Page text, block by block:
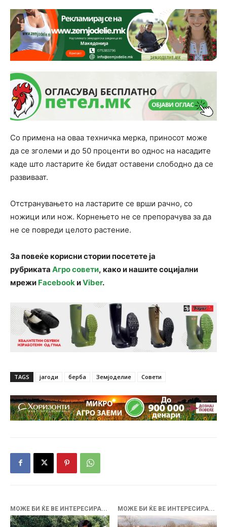
Со примена на оваа техничка мерка, приносот може
да се зголеми и до 50 проценти во однос на насадите
каде што ластарите ќе бидат оставени слободно да се
развиваат.
Отстранувањето на ластарите се врши рачно, со
ножици или нож. Корнењето не се препорачува за да
не се повреди целото растение.
За повеќе корисни стории посетете ја
рубриката Агро совети, како и нашите социјални
мрежи FacebookиViber.
TAGS јагоди берба Земјоделие Совети
МОЖЕ БИ ЌЕ ВЕ ИНТЕРЕСИРА... МОЖЕ БИ ЌЕ ВЕ ИНТЕРЕСИРА...